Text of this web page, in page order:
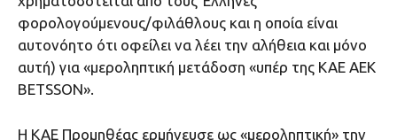
φορολογούμενους/φιλάθλους και η οποία είναι
αυτονόητο ότι οφείλει να λέει την αλήθεια και μόνο
αυτή) για «μεροληπτική μετάδοση «υπέρ της ΚΑΕ ΑΕΚ
ΒΕΤSSON».
Η ΚΑΕ Προμηθέας ερμήνευσε ως «μεροληπτική» την